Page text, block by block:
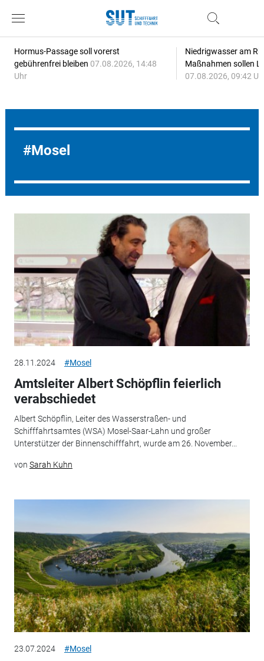
Hormus-Passage soll vorerst
gebührenfrei bleiben 07.08.2026, 14:48
Uhr
Niedrigwasser am
Maßnahmen sollen
07.08.2026, 09:42
Mosel
28.11.2024 #Mosel
Amtsleiter Albert Schöpflin feierlich
verabschiedet
Albert Schöpflin, Leiter des Wasserstraßen- und
Schifffahrtsamtes (WSA) Mosel-Saar-Lahn und großer
Unterstützer der Binnenschifffahrt, wurde am 26. November...
von Sarah Kuhn
23.07.2024 #Mosel